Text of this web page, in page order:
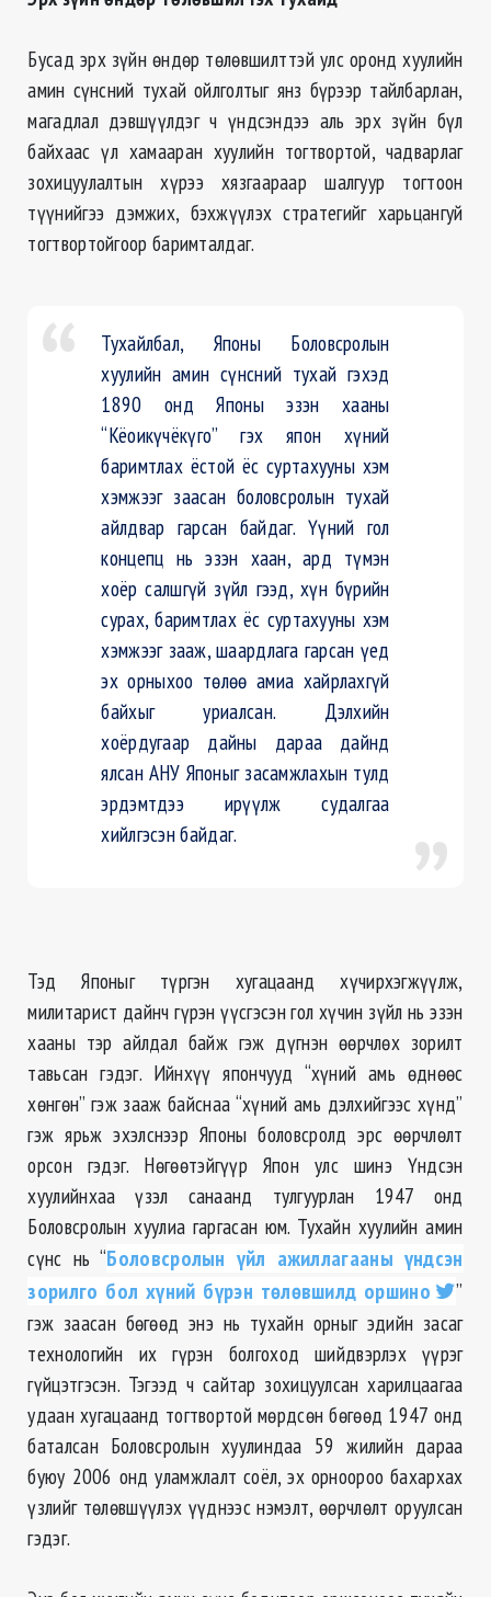
Бусад эрх зүйн өндөр төлөвшилттэй улс оронд хуулийн
амин сүнсний тухай ойлголтыг янз бүрээр тайлбарлан,
магадлал дэвшүүлдэг ч үндсэндээ аль эрх зүйн бүл
байхаас үл хамааран хуулийн тогтвортой, чадварлаг
зохицуулалтын хүрээ хязгаараар шалгуур тогтоон
түүнийгээ дэмжих, бэхжүүлэх стратегийг харьцангуй
тогтвортойгоор баримталдаг.
Тухайлбал, Японы Боловсролын
хуулийн амин сүнсний тухай гэхэд
1890 онд Японы эзэн хааны
“Кёоикүчёкүго” гэх япон хүний
баримтлах ёстой ёс суртахууны хэм
хэмжээг заасан боловсролын тухай
айлдвар гарсан байдаг. Үүний гол
концепц нь эзэн хаан, ард түмэн
хоёр салшгүй зүйл гээд, хүн бүрийн
сурах, баримтлах ёс суртахууны хэм
хэмжээг зааж, шаардлага гарсан үед
эх орныхоо төлөө амиа хайрлахгүй
байхыг уриалсан. Дэлхийн
хоёрдугаар дайны дараа дайнд
ялсан АНУ Японыг засамжлахын тулд
эрдэмтдээ ирүүлж судалгаа
хийлгэсэн байдаг.
Тэд Японыг түргэн хугацаанд хүчирхэгжүүлж,
милитарист дайнч гүрэн үүсгэсэн гол хүчин зүйл нь эзэн
хааны тэрайлдал байж гэж дүгнэн өөрчлөх зорилт
тавьсан гэдэг. Ийнхүү япончууд “хүний амь өднөөс
хөнгөн” гэж зааж байснаа “хүний амь дэлхийгээс хүнд”
гэж ярьж эхэлснээр Японы боловсролд эрс өөрчлөлт
орсон гэдэг. Нөгөөтэйгүүр Япон улс шинэ Үндсэн
хуулийнхаа үзэл санаанд тулгуурлан 1947 онд
Боловсролын хуулиа гаргасан юм. Тухайн хуулийн амин
сүнс нь “Боловсролын үйл ажиллагааны үндсэн
зорилго бол хүний бүрэн төлөвшилд оршино
”
гэж заасан бөгөөд энэ нь тухайн орныг эдийн засаг
технологийн их гүрэн болгоход шийдвэрлэх үүрэг
гүйцэтгэсэн. Тэгээд ч сайтар зохицуулсан харилцаагаа
удаан хугацаанд тогтвортой мөрдсөн бөгөөд 1947 онд
баталсан Боловсролынхуулиндаа 59 жилийн дараа
буюу 2006 онд уламжлалт соёл, эх орноороо бахархах
үзлийг төлөвшүүлэх үүднээс нэмэлт, өөрчлөлт оруулсан
гэдэг.